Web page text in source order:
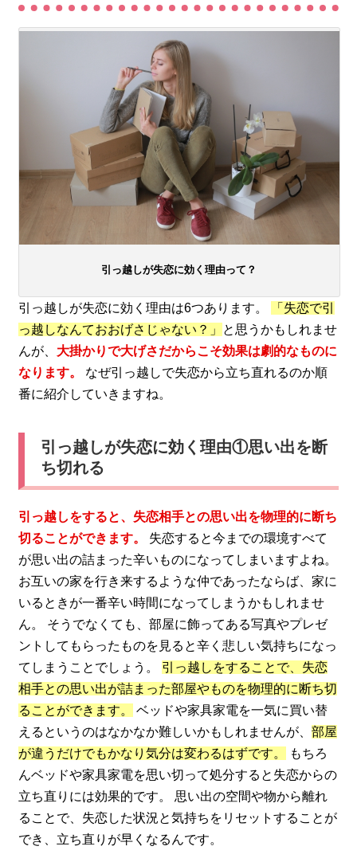
引っ越しが失恋に効く理由って？
引っ越しが失恋に効く理由は6つあります。
「失恋で引
っ越しなんておおげさじゃない？」 と思うかもしれませ
んが、 大掛かりで大げさだからこそ効果は劇的なものに
なります。
なぜ引っ越しで失恋から立ち直れるのか順
番に紹介していきますね。
引っ越しが失恋に効く理由①思い出を断
ち切れる
引っ越しをすると、失恋相手との思い出を物理的に断ち
切ることができます。
失恋すると今までの環境すべて
が思い出の詰まった辛いものになってしまいますよね。
お互いの家を行き来するような仲であったならば、家に
いるときが一番辛い時間になってしまうかもしれませ
ん。 そうでなくても、部屋に飾ってある写真やプレゼ
ントしてもらったものを見ると辛く悲しい気持ちになっ
てしまうことでしょう。 引っ越しをすることで、失恋
相手との思い出が詰まった部屋やものを物理的に断ち切
ることができます。
ベッドや家具家電を一気に買い替
えるというのはなかなか難しいかもしれませんが、部屋
が違うだけでもかなり気分は変わるはずです。
もちろ
んベッドや家具家電を思い切って処分すると失恋からの
立ち直りには効果的です。 思い出の空間や物から離れ
ることで、失恋した状況と気持ちをリセットすることが
でき、立ち直りが早くなるんです。